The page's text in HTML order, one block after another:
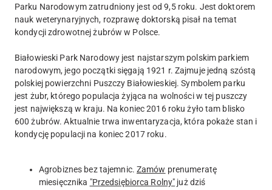
Parku Narodowym zatrudniony jest od 9,5 roku. Jest doktorem
nauk weterynaryjnych, rozprawę doktorską pisał na temat
kondycji zdrowotnej żubrów w Polsce.
Białowieski Park Narodowy jest najstarszym polskim parkiem
narodowym, jego początki sięgają 1921 r. Zajmuje jedną szóstą
polskiej powierzchni Puszczy Białowieskiej. Symbolem parku
jest żubr, którego populacja żyjąca na wolności w tej puszczy
jest największą w kraju. Na koniec 2016 roku żyło tam blisko
600 żubrów. Aktualnie trwa inwentaryzacja, która pokaże stan i
kondycję populacji na koniec 2017 roku.
Agrobiznes bez tajemnic. Zamów prenumeratę
miesięcznika "Przedsiębiorca Rolny" już dziś